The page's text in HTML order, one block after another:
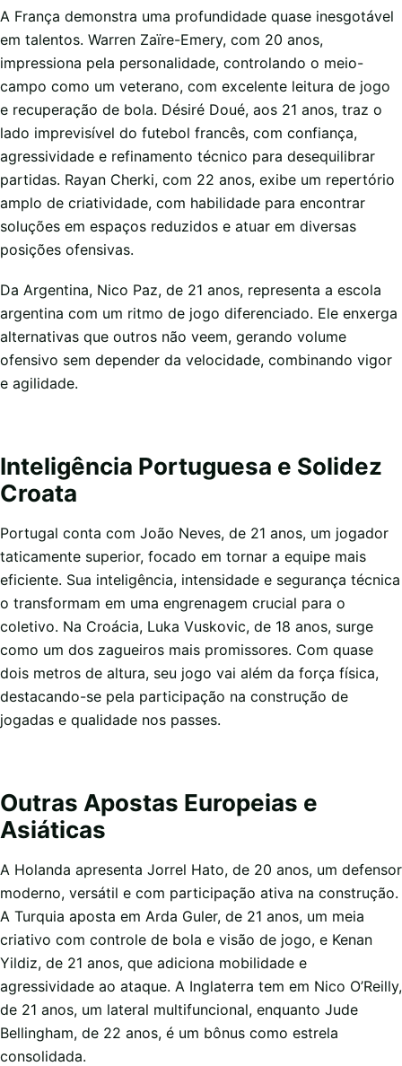
A França demonstra uma profundidade quase inesgotável
em talentos. Warren Zaïre-Emery, com 20 anos,
impressiona pela personalidade, controlando o meio-
campo como um veterano, com excelente leitura de jogo
e recuperação de bola. Désiré Doué, aos 21 anos, traz o
lado imprevisível do futebol francês, com confiança,
agressividade e refinamento técnico para desequilibrar
partidas. Rayan Cherki, com 22 anos, exibe um repertório
amplo de criatividade, com habilidade para encontrar
soluções em espaços reduzidos e atuar em diversas
posições ofensivas.
Da Argentina, Nico Paz, de 21 anos, representa a escola
argentina com um ritmo de jogo diferenciado. Ele enxerga
alternativas que outros não veem, gerando volume
ofensivo sem depender da velocidade, combinando vigor
e agilidade.
Inteligência Portuguesa e Solidez
Croata
Portugal conta com João Neves, de 21 anos, um jogador
taticamente superior, focado em tornar a equipe mais
eficiente. Sua inteligência, intensidade e segurança técnica
o transformam em uma engrenagem crucial para o
coletivo. Na Croácia, Luka Vuskovic, de 18 anos, surge
como um dos zagueiros mais promissores. Com quase
dois metros de altura, seu jogo vai além da força física,
destacando-se pela participação na construção de
jogadas e qualidade nos passes.
Outras Apostas Europeias e
Asiáticas
A Holanda apresenta Jorrel Hato, de 20 anos, um defensor
moderno, versátil e com participação ativa na construção.
A Turquia aposta em Arda Guler, de 21 anos, um meia
criativo com controle de bola e visão de jogo, e Kenan
Yildiz, de 21 anos, que adiciona mobilidade e
agressividade ao ataque. A Inglaterra tem em Nico O’Reilly,
de 21 anos, um lateral multifuncional, enquanto Jude
Bellingham, de 22 anos, é um bônus como estrela
consolidada.